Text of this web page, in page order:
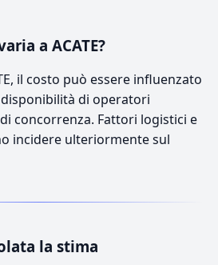
a ACATE?
il costo può essere influenzato
di operatori
concorrenza. Fattori logistici e
incidere ulteriormente sul
la stima